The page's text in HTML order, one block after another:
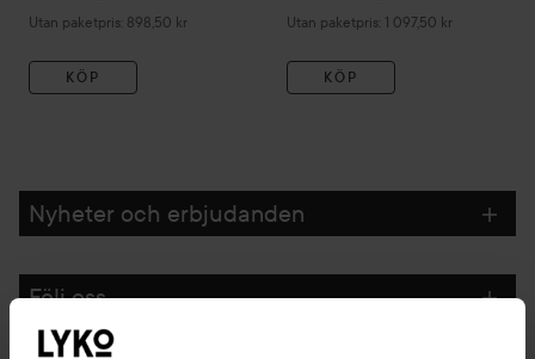
Utan paketpris: 898,50 kr
KÖP
Utan paketpris: 1 097,50 kr
KÖP
Nyheter och erbjudanden
Följ oss